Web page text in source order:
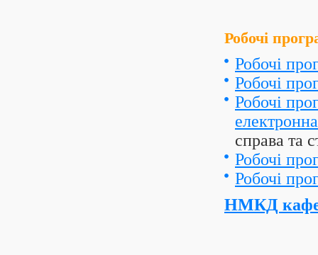
Робочі
Робочі
Робочі
Робочі
справа та
Робочі
Робочі
НМКД